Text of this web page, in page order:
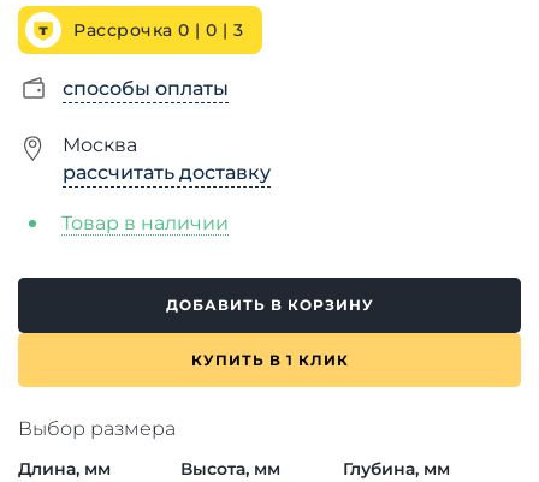
Рассрочка 0 | 0 | 3
способы оплаты
Москва
рассчитать доставку
Товар в наличии
ДОБАВИТЬ В КОРЗИНУ
КУПИТЬ В 1 КЛИК
Выбор размера
Длина, мм Высота, мм Глубина, мм